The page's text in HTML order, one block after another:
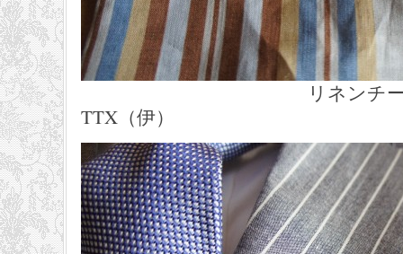
リネンチーフ ３
TTX（伊）